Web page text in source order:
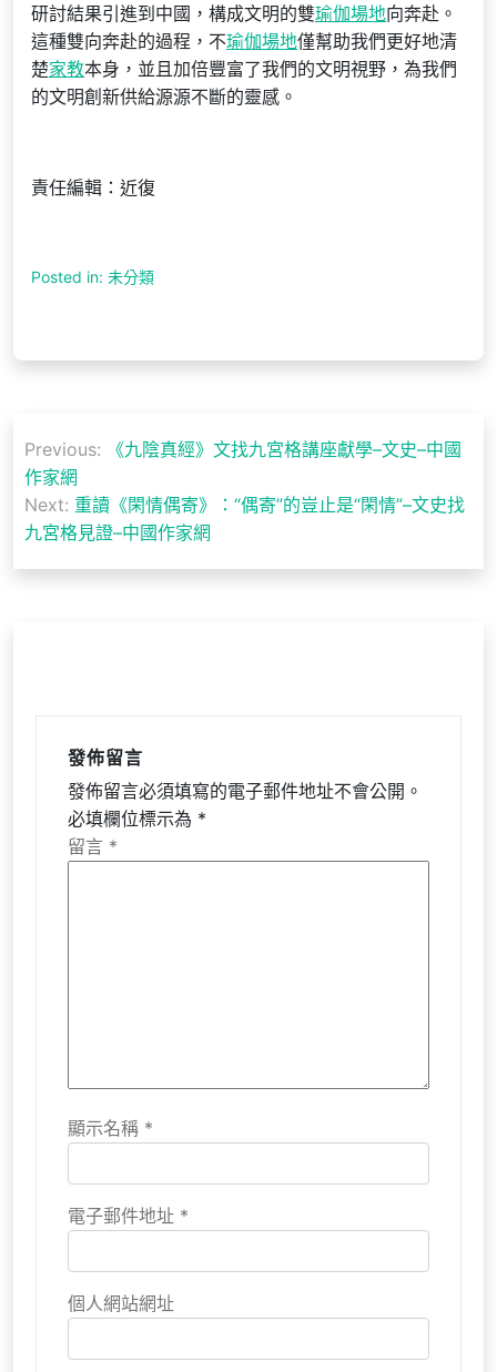
研討結果引進到中國，構成文明的雙瑜伽場地向奔赴。
這種雙向奔赴的過程，不瑜伽場地僅幫助我們更好地清
楚家教本身，並且加倍豐富了我們的文明視野，為我們
的文明創新供給源源不斷的靈感。
責任編輯：近復
Posted in: 未分類
章
導
覽
Previous:
《九陰真經》文找九宮格講座獻學–文史–中國
作家網
Next: 重讀《閑情偶寄》：“偶寄”的豈止是“閑情”–文史找
九宮格見證–中國作家網
發佈留言
發佈留言必須填寫的電子郵件地址不會公開。
必填欄位標示為 *
留言 *
顯示名稱 *
電子郵件地址 *
個人網站網址